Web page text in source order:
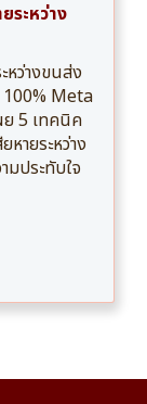
ระหว่าง
หว่างขนส่ง
Meta
5 เทคนิค
ายระหว่าง
มประทับใจ